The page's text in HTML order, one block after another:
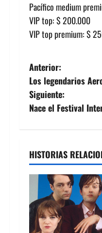
Pacífico medium
VIP top: $ 200.000
VIP top premium: $
N
a
v
g
a
i
Anterior:
Los legendarios
Siguiente:
Nace el Festival
HISTORIAS